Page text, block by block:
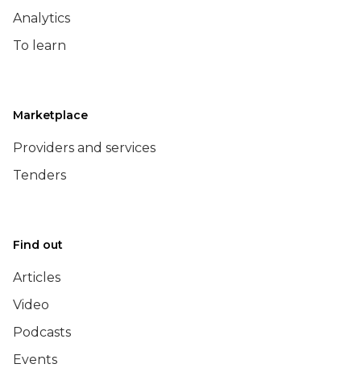
Analytics
To learn
Marketplace
Providers and services
Tenders
Find out
Articles
Video
Podcasts
Events